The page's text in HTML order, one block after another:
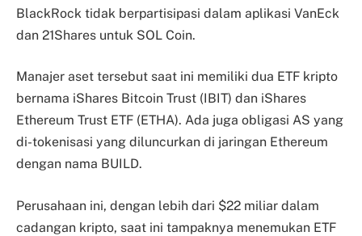
BlackRock tidak berpartisipasi dalam aplikasi VanEck
dan 21Shares untuk SOL Coin.
Manajer aset tersebut saat ini memiliki dua ETF kripto
bernama iShares Bitcoin Trust (IBIT) dan iShares
Ethereum Trust ETF (ETHA). Ada juga obligasi AS yang
di-tokenisasi yang diluncurkan di jaringan Ethereum
dengan nama BUILD.
Perusahaan ini, dengan lebih dari $22 miliar dalam
cadangan kripto, saat ini tampaknya menemukan ETF